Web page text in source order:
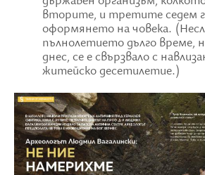
вторите, и третите седем
оформянето на човека.
пълнолетието дълго време,
днес, се е свързвало с
житейско десетилетие.)